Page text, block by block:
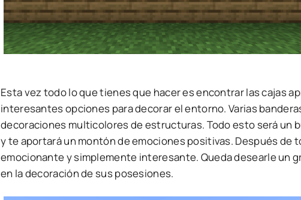
Esta vez todo lo que tienes que hacer es encontrar las cajas
interesantes opciones para decorar el entorno. Varias
decoraciones multicolores de estructuras. Todo esto será un
y te aportará un montón de emociones positivas. Después de
emocionante y simplemente interesante. Queda desearle un
en la decoración de sus posesiones.